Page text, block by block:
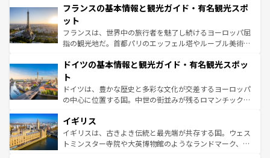
なお、新着のイタリア情報はコンテンツ一覧を参照してほ
しい。
文化が根付くこの国では、情熱的なフラメンコ、熱気あふ
れる闘牛、そして美味しいタパスが生活の一部となってい
る。首都マドリードの洗練された雰囲気や、バルセロナの
アートに溢れた街角から、地方では古代ローマ遺跡や中世
せる。地方によって風土や気候が異なるスペインはその個
ンテンツ一覧 を参照してほしい。
フランスの基本情報と観光ガイド・有名観光スポ
ット
フランスは、世界中の旅行者を魅了し続けるヨーロッパ屈
指の観光地だ。首都パリのエッフェル塔やルーブル美術館
で、幅広い魅力が詰まっている。華麗な宮殿、歴史的な大
聖堂、美しいビーチ、そして豊かな自然が、訪れる者を心
から魅了する。また、フランスは美食の国としても知ら
れ、フランス料理はユネスコ無形文化遺産にも登録されて
香り高いラベンダー畑など、多彩な楽しみ方が可能だ。さ
らに、パリ以外の地域にも魅力が溢れており、どの街角に
も豊かな歴史と文化が息づいている。パリ以外の個性あふ
ドイツの基本情報と観光ガイド・有名観光スポッ
ト
ドイツは、豊かな歴史と多彩な文化が交差するヨーロッパ
の中心に位置する国。中世の街並みが残るロマンチック街
顔を持つこの国は、どこを歩いても飽きることがない。ベ
ルリンの文化的活気、バイエルン州のアルプスの絶景、そ
してライン川沿いのワイン畑といった風景は必見。ビール
イギリス
イギリスは、古きよき伝統と最先端が共存する国。ウェス
トミンスター寺院や大英博物館のようなランドマーク、歴